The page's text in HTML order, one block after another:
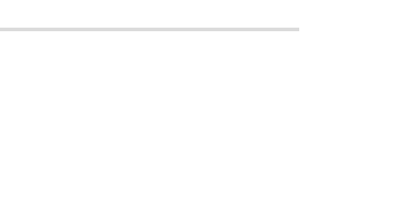
ォン、タブレット端末を含む。）
有するものとします。